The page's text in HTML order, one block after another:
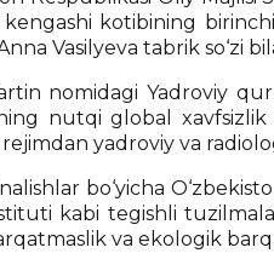
kengashi kotibining
Vasilyeva tabrik so‘zi
nomidagi Yadroviy
nutqi global xavfsizlik
rejimdan yadroviy va
bo‘yicha
kabi tegishli
va ekologik